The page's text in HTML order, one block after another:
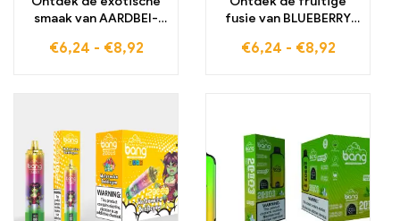
smaak van AARDBEI-
20000Puff Wegwerp-
€6,24 - €8,92
fusie van BLUEBERRY
Bang 20000Puff
€6,24 - €8,92